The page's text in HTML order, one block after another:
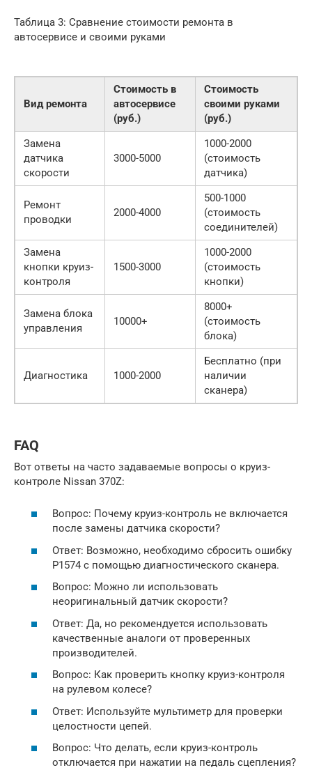
Таблица 3: Сравнение стоимости ремонта в
автосервисе и своими руками
Вид ремонта
Стоимость в
автосервисе
(руб.)
Стоимость
своими руками
(руб.)
Замена
датчика
скорости
3000-5000
1000-2000
(стоимость
датчика)
Ремонт
проводки
2000-4000
500-1000
(стоимость
соединителей)
Замена
кнопки круиз-
контроля
1500-3000
1000-2000
(стоимость
кнопки)
Замена блока
управления
10000+
8000+
(стоимость
блока)
Диагностика 1000-2000
Бесплатно (при
наличии
сканера)
FAQ
Вот ответы на часто задаваемые вопросы о круиз-
контроле Nissan 370Z:
Вопрос: Почему круиз-контроль не включается
после замены датчика скорости?
Ответ: Возможно, необходимо сбросить ошибку
P1574 с помощью диагностического сканера.
Вопрос: Можно ли использовать
неоригинальный датчик скорости?
Ответ: Да, но рекомендуется использовать
качественные аналоги от проверенных
производителей.
Вопрос: Как проверить кнопку круиз-контроля
на рулевом колесе?
Ответ: Используйте мультиметр для проверки
целостности цепей.
Вопрос: Что делать, если круиз-контроль
отключается при нажатии на педаль сцепления?